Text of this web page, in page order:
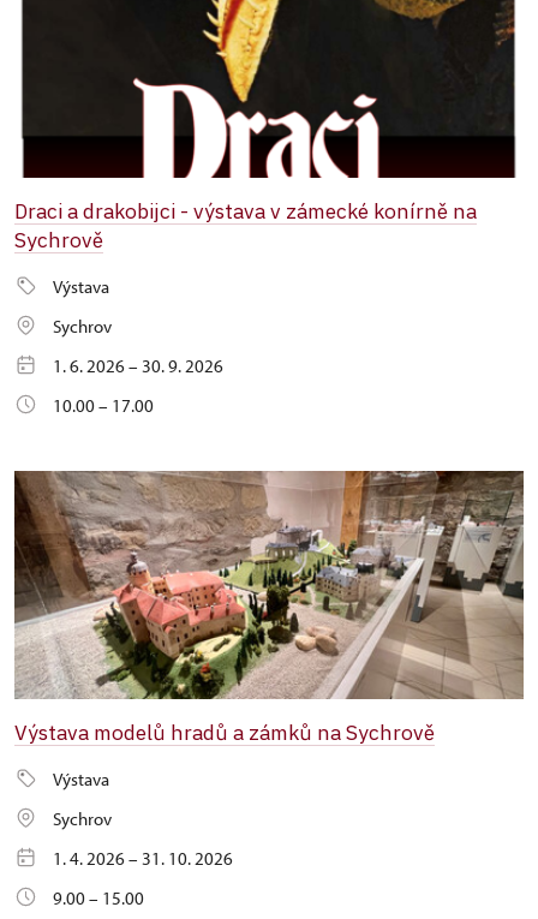
Draci a drakobijci - výstava v zámecké konírně na
Sychrově
Výstava
Sychrov
1. 6. 2026 – 30. 9. 2026
10.00 – 17.00
Výstava modelů hradů a zámků na Sychrově
Výstava
Sychrov
1. 4. 2026 – 31. 10. 2026
9.00 – 15.00